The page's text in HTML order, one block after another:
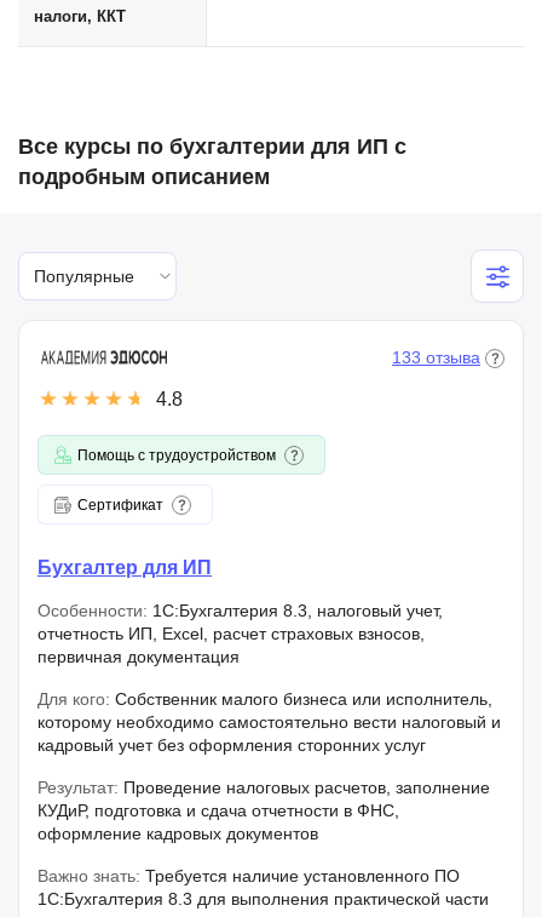
налоги, ККТ
Все курсы по бухгалтерии для ИП с
подробным описанием
Популярные
4.8
133 отзыва
Помощь с трудоустройством
Сертификат
Бухгалтер для ИП
Особенности: 1С:Бухгалтерия 8.3, налоговый учет,
отчетность ИП, Excel, расчет страховых взносов,
первичная документация
Для кого: Собственник малого бизнеса или исполнитель,
которому необходимо самостоятельно вести налоговый и
кадровый учет без оформления сторонних услуг
Результат: Проведение налоговых расчетов, заполнение
КУДиР, подготовка и сдача отчетности в ФНС,
оформление кадровых документов
Важно знать: Требуется наличие установленного ПО
1С:Бухгалтерия 8.3 для выполнения практической части